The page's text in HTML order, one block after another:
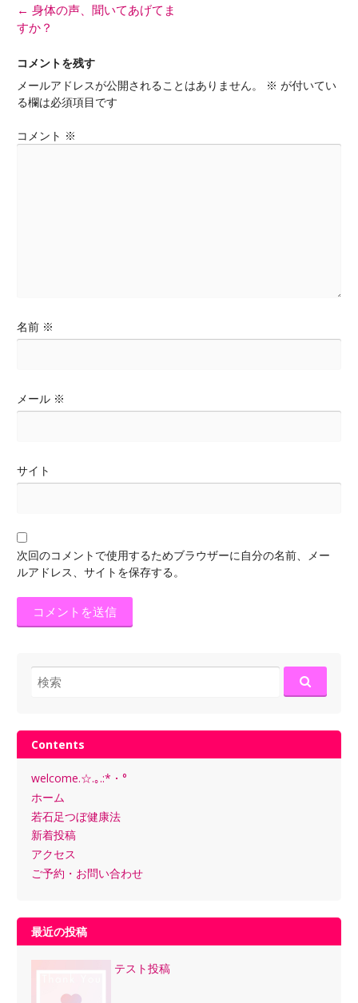
投
稿
ビ
ゲ
ー
ョ
ン
← 身体の声、聞いてあげてま
すか？
コメントを残す
メールアドレスが公開されることはありません。
※ が付いてい
る欄は必須項目です
コメント ※
名前 ※
メール ※
サイト
次回のコメントで使用するためブラウザーに自分の名前、メー
ルアドレス、サイトを保存する。
検
索:
Contents
welcome.☆.｡.:*・°
ホーム
若石足つぼ健康法
新着投稿
アクセス
ご予約・お問い合わせ
最近の投稿
テスト投稿